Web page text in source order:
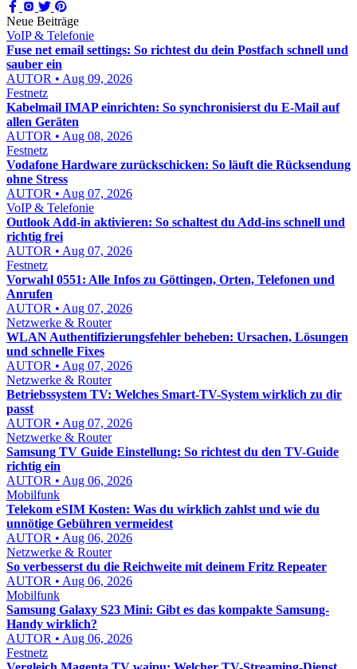
Neue Beiträge
VoIP & Telefonie
Fuse net email settings: So richtest du dein Postfach schnell und
sauber ein
AUTOR • Aug 09, 2026
Festnetz
Kabelmail IMAP einrichten: So synchronisierst du E-Mail auf
allen Geräten
AUTOR • Aug 08, 2026
Festnetz
Vodafone Hardware zurückschicken: So läuft die Rücksendung
ohne Stress
AUTOR • Aug 07, 2026
VoIP & Telefonie
Outlook Add-in aktivieren: So schaltest du Add-ins schnell und
richtig frei
AUTOR • Aug 07, 2026
Festnetz
Vorwahl 0551: Alle Infos zu Göttingen, Orten, Telefonen und
Anrufen
AUTOR • Aug 07, 2026
Netzwerke & Router
WLAN Authentifizierungsfehler beheben: Ursachen, Lösungen
und schnelle Fixes
AUTOR • Aug 07, 2026
Netzwerke & Router
Betriebssystem TV: Welches Smart-TV-System wirklich zu dir
passt
AUTOR • Aug 07, 2026
Netzwerke & Router
Samsung TV Guide Einstellung: So richtest du den TV-Guide
richtig ein
AUTOR • Aug 06, 2026
Mobilfunk
Telekom eSIM Kosten: Was du wirklich zahlst und wie du
unnötige Gebühren vermeidest
AUTOR • Aug 06, 2026
Netzwerke & Router
So verbesserst du die Reichweite mit deinem Fritz Repeater
AUTOR • Aug 06, 2026
Mobilfunk
Samsung Galaxy S23 Mini: Gibt es das kompakte Samsung-
Handy wirklich?
AUTOR • Aug 06, 2026
Festnetz